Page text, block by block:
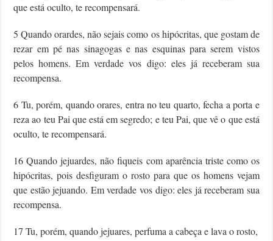
que está oculto, te recompensará.
5 Quando orardes, não sejais como os hipócritas, que gostam de
rezar em pé nas sinagogas e nas esquinas para serem vistos
pelos homens. Em verdade vos digo: eles já receberam sua
recompensa.
6 Tu, porém, quando orares, entra no teu quarto, fecha a porta e
reza ao teu Pai que está em segredo; e teu Pai, que vê o que está
oculto, te recompensará.
16 Quando jejuardes, não fiqueis com aparência triste como os
hipócritas, pois desfiguram o rosto para que os homens vejam
que estão jejuando. Em verdade vos digo: eles já receberam sua
recompensa.
17 Tu, porém, quando jejuares, perfuma a cabeça e lava o rosto,